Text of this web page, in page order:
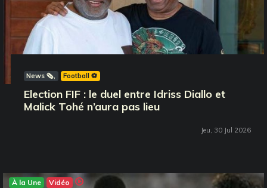
News 🗞️ Football ⚽️
Election FIF : le duel entre Idriss Diallo et
Malick Tohé n’aura pas lieu
Jeu, 30 Jul 2026
À la Une Vidéo